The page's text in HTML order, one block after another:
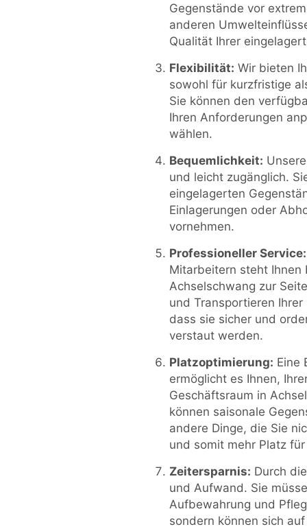
Gegenstände vor
anderen
Qualität Ihrer
Flexibilität: Wir bieten
sowohl für kurzfristige
Sie können den
Ihren Anforderungen
wählen.
Bequemlichkeit:
und leicht zugänglich.
eingelagerten
Einlagerungen oder
vornehmen.
Professioneller Service:
Mitarbeitern steht Ihnen
Achselschwang zur
und Transportieren
dass sie sicher und
verstaut werden.
Platzoptimierung: Eine
ermöglicht es Ihnen,
Geschäftsraum in
können saisonale
andere Dinge, die Sie
und somit mehr Platz
Zeitersparnis: Durch
und Aufwand. Sie
Aufbewahrung und
sondern können sich